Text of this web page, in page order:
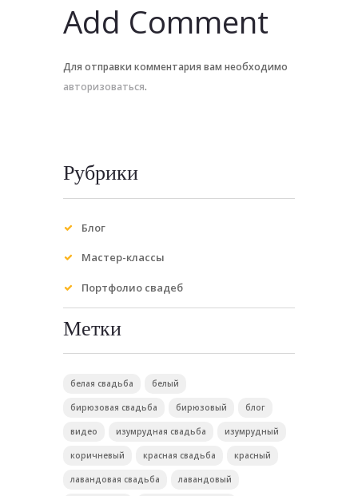
Add Comment
Для отправки комментария вам необходимо
авторизоваться.
Рубрики
Блог
Мастер-классы
Портфолио свадеб
Метки
белая свадьба белый
бирюзовая свадьба бирюзовый блог
видео изумрудная свадьба изумрудный
коричневый красная свадьба красный
лавандовая свадьба лавандовый